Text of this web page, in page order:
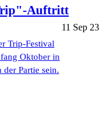
Auftritt
11 Sep 23
Trip-Festival
Oktober in
Partie sein.